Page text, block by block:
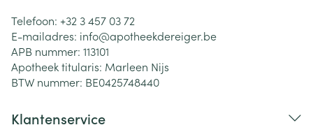
Telefoon: +32 3 457 03 72
E-mailadres: info@apotheekdereiger.be
APB nummer: 113101
Apotheek titularis: Marleen Nijs
BTW nummer: BE0425748440
Klantenservice